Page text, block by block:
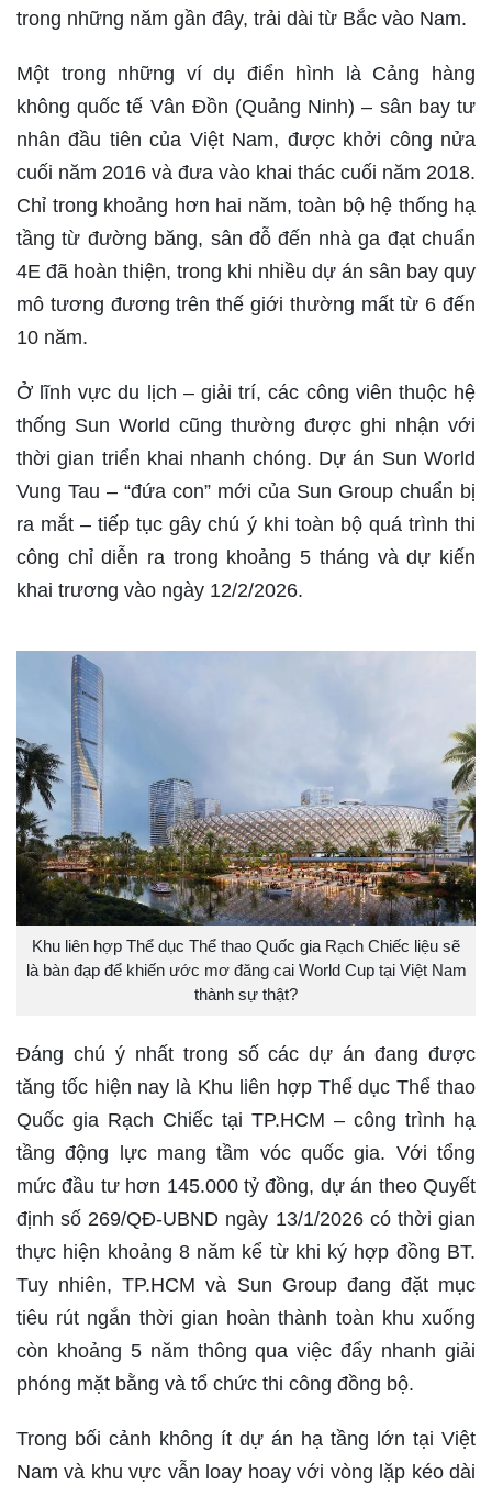
trong những năm gần đây, trải dài từ Bắc vào Nam.
Một trong những ví dụ điển hình là Cảng hàng
không quốc tế Vân Đồn (Quảng Ninh) – sân bay tư
nhân đầu tiên của Việt Nam, được khởi công nửa
cuối năm 2016 và đưa vào khai thác cuối năm 2018.
Chỉ trong khoảng hơn hai năm, toàn bộ hệ thống hạ
tầng từ đường băng, sân đỗ đến nhà ga đạt chuẩn
4E đã hoàn thiện, trong khi nhiều dự án sân bay quy
mô tương đương trên thế giới thường mất từ 6 đến
10 năm.
Ở lĩnh vực du lịch – giải trí, các công viên thuộc hệ
thống Sun World cũng thường được ghi nhận với
thời gian triển khai nhanh chóng. Dự án Sun World
Vung Tau – “đứa con” mới của Sun Group chuẩn bị
ra mắt – tiếp tục gây chú ý khi toàn bộ quá trình thi
công chỉ diễn ra trong khoảng 5 tháng và dự kiến
khai trương vào ngày 12/2/2026.
Khu liên hợp Thể dục Thể thao Quốc gia Rạch Chiếc liệu sẽ
là bàn đạp để khiến ước mơ đăng cai World Cup tại Việt Nam
thành sự thật?
Đáng chú ý nhất trong số các dự án đang được
tăng tốc hiện nay là Khu liên hợp Thể dục Thể thao
Quốc gia Rạch Chiếc tại TP.HCM – công trình hạ
tầng động lực mang tầm vóc quốc gia. Với tổng
mức đầu tư hơn 145.000 tỷ đồng, dự án theo Quyết
định số 269/QĐ-UBND ngày 13/1/2026 có thời gian
thực hiện khoảng 8 năm kể từ khi ký hợp đồng BT.
Tuy nhiên, TP.HCM và Sun Group đang đặt mục
tiêu rút ngắn thời gian hoàn thành toàn khu xuống
còn khoảng 5 năm thông qua việc đẩy nhanh giải
phóng mặt bằng và tổ chức thi công đồng bộ.
Trong bối cảnh không ít dự án hạ tầng lớn tại Việt
Nam và khu vực vẫn loay hoay với vòng lặp kéo dài